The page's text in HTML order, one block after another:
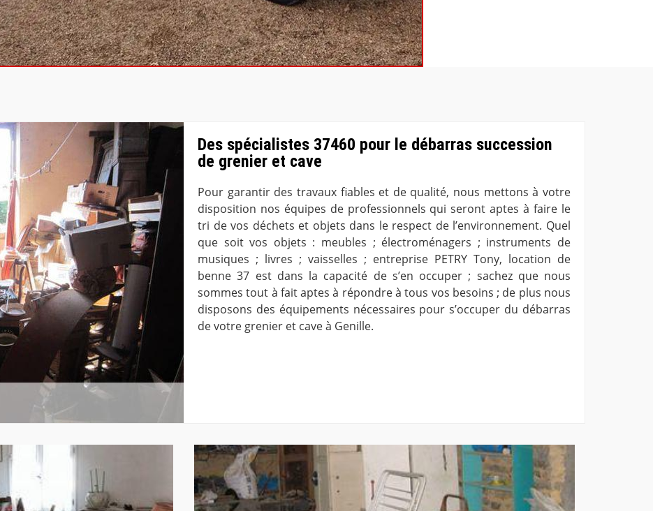
Des spécialistes 37460 pour le débarras succession
de grenier et cave
Pour garantir des travaux fiables et de qualité, nous mettons à votre
disposition nos équipes de professionnels qui seront aptes à faire le
tri de vos déchets et objets dans le respect de l’environnement. Quel
que soit vos objets : meubles ; électroménagers ; instruments de
musiques ; livres ; vaisselles ; entreprise PETRY Tony, location de
benne 37 est dans la capacité de s’en occuper ; sachez que nous
sommes tout à fait aptes à répondre à tous vos besoins ; de plus nous
disposons des équipements nécessaires pour s’occuper du débarras
de votre grenier et cave à Genille.